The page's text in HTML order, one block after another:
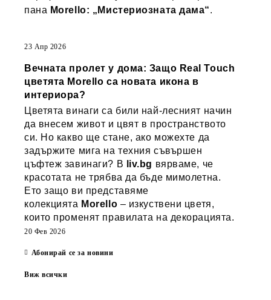
пана Morello: „Мистериозната дама“.
23 Апр 2026
Вечната пролет у дома: Защо Real Touch
цветята Morello са новата икона в
интериора?
Цветята винаги са били най-лесният начин
да внесем живот и цвят в пространството
си. Но какво ще стане, ако можехте да
задържите мига на техния съвършен
цъфтеж завинаги? В
liv.bg вярваме, че
красотата не трябва да бъде мимолетна.
Ето защо ви представяме
колекцията Morello – изкуствени цветя,
които променят правилата на декорацията.
20 Фев 2026
Абонирай се за новини
Виж всички